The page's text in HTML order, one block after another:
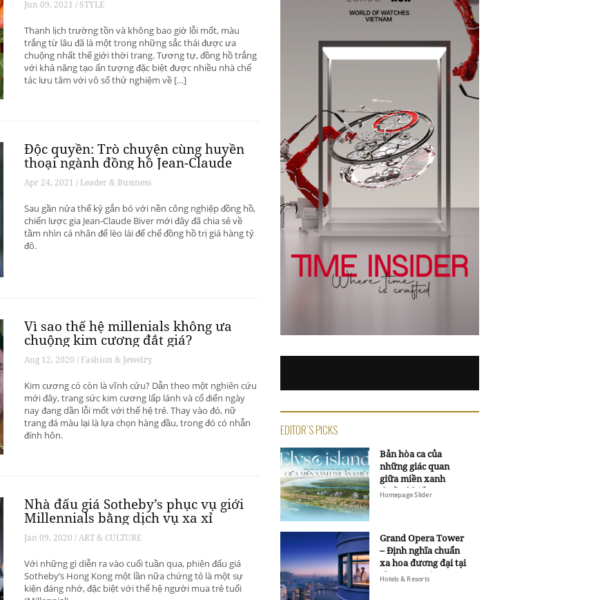
Jun 09, 2021 / STYLE
Thanh lịch trường tồn và không bao giờ lỗi mốt, màu
trắng từ lâu đã là một trong những sắc thái được ưa
chuộng nhất thế giới thời trang. Tương tự, đồng hồ trắng
với khả năng tạo ấn tượng đặc biệt được nhiều nhà chế
tác lưu tâm với vô số thử nghiệm về […]
Độc quyền: Trò chuyện cùng huyền
thoại ngành đồng hồ Jean-Claude
Biver
Apr 24, 2021 / Leader & Business
Sau gần nửa thế kỷ gắn bó với nền công nghiệp đồng hồ,
chiến lược gia Jean-Claude Biver mới đây đã chia sẻ về
tầm nhìn cá nhân để lèo lái đế chế đồng hồ trị giá hàng tỷ
đô.
Vì sao thế hệ millenials không ưa
chuộng kim cương đắt giá?
Aug 12, 2020 / Fashion & Jewelry
Kim cương có còn là vĩnh cửu? Dẫn theo một nghiên cứu
mới đây, trang sức kim cương lấp lánh và cổ điển ngày
nay đang dần lỗi mốt với thế hệ trẻ. Thay vào đó, nữ
trang đá màu lại là lựa chọn hàng đầu, trong đó có nhẫn
đính hôn.
Nhà đấu giá Sotheby’s phục vụ giới
Millennials bằng dịch vụ xa xỉ
Jan 09, 2020 / ART & CULTURE
Với những gì diễn ra vào cuối tuần qua, phiên đấu giá
Sotheby’s Hong Kong một lần nữa chứng tỏ là một sự
kiện đáng nhớ, đặc biệt với thế hệ người mua trẻ tuổi
EDITOR'S PICKS
Bản hòa ca của
những giác quan
giữa miền xanh
thuần khiết
Homepage Slider
Grand Opera Tower
– Định nghĩa chuẩn
xa hoa đương đại tại
Sheraton Saigon
Hotels & Resorts